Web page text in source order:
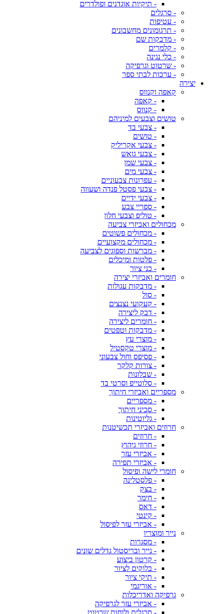
- תיקיות אוגדנים ופולדרים
- סרגלים
- עטיפות
- תרגומונים מחשבונים
- מדבקות שם
- קלמרים
- כלי נגינה
- שרטוט וגרפיקה
- ערכות לבתי ספר
יצירה
קאפה וקנווס
- קאפה
- קנווס
טושים וצבעים למיניהם
- צבעי בד
- טושים
- צבעי אקריליק
- צבעי גואש
- צבעי שמן
- צבעי מים
- עפרונות צבעוניים
- צבעי פסטל פנדה ושעווה
- צבעי ידיים
- ספריי צבע
- טוליפ וצבעי חלון
מכחולים ואביזרי צביעה
- מכחולים פשוטים
- מכחולים מקצועיים
- מברשות וספוגים לצביעה
- פלטות ומיכלים
- כני ציור
חומרים ואביזרי יצירה
- מדבקות עגולות
- סול
- קעקועי נצנצים
- דבק ליצירה
- חומרים ליצירה
- מדבקות וטפטים
- מוצרי עץ
- מוצרי טקסטיל
- פסיפס וחול צבעוני
- צורות קלקר
- שבלונות
- סלוטייפ וסרטי בד
מספריים ואביזרי חיתוך
- מספריים
- סכיני חיתוך
- גליוטינות
חרוזים ואביזרי תכשיטנות
- חרוזים
- חרוזי גיהוץ
- אביזרי עזר
- אביזרי תפירה
חומרי לישה ופיסול
- פלסטלינה
- בצק
- חימר
- דאס
- קינטי
- אביזרי עזר לפיסול
נייר ומוצריו
- מסגרות
- נייר ובריסטול גדלים שונים
- קרטון ביצוע
- בלוקים לציור
- תיקי ציור
- אוריגמי
גרפיקה ואדריכלות
- אביזרי עזר לגרפיקה
- סרגלים ולוחות שרטוט